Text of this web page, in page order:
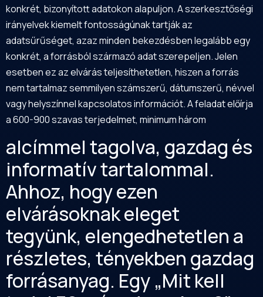
konkrét, bizonyított adatokon alapuljon. A szerkesztőségi
irányelvek kiemelt fontosságúnak tartják az
adatsűrűséget, azaz minden bekezdésben legalább egy
konkrét, a forrásból származó adat szerepeljen. Jelen
esetben ez az elvárás teljesíthetetlen, hiszen a forrás
nem tartalmaz semmilyen számszerű, dátumszerű, névvel
vagy helyszínnel kapcsolatos információt. A feladat előírja
a 600-900 szavas terjedelmet, minimum három
alcímmel tagolva, gazdag és
informatív tartalommal.
Ahhoz, hogy ezen
elvárásoknak eleget
tegyünk, elengedhetetlen a
részletes, tényekben gazdag
forrásanyag. Egy „Mit kell